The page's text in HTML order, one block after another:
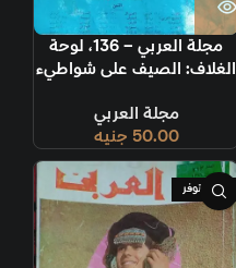
مجلة العربي – 136، لوحة
الغلاف: الصيف على شواطيء
مجلة العربي
50.00 جنيه
غير متوفر